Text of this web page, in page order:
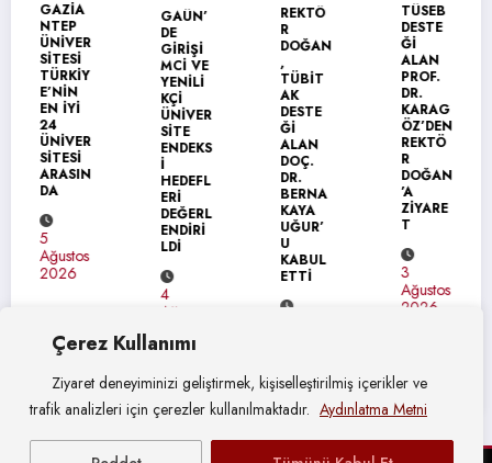
Çerez Kullanımı
Ziyaret deneyiminizi geliştirmek, kişiselleştirilmiş içerikler ve
trafik analizleri için çerezler kullanılmaktadır. Aydınlatma Metni
GAÜN’
DE
GİRİŞİ
MCİ VE
YENİLİ
KÇİ
ÜNİVER
SİTE
ENDEKS
İ
HEDEFL
LDİ
REKTÖ
DOĞAN
,
TÜBİT
DESTE
Ğİ
ALAN
DR.
KAYA
UĞUR’
Ağustos
TÜSEB
Ğİ
PROF.
KARAG
REKTÖ
R
’A
ZİYARE
T
3
GAÜN
TEKNİK
ER
MESLEK
YÜKSEK
OKULU’
NDA
MEZUN
İYET
SEVİNC
2026